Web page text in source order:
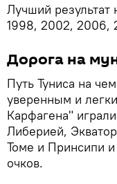
Лучший результат
1998, 2002, 2006,
Дорога на
Путь Туниса на
уверенным и
Карфагена"
Либерией,
Томе и Принсипи
очков.